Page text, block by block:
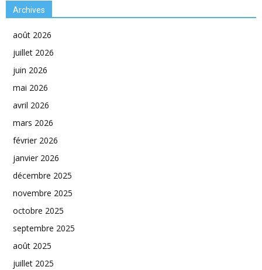
Archives
août 2026
juillet 2026
juin 2026
mai 2026
avril 2026
mars 2026
février 2026
janvier 2026
décembre 2025
novembre 2025
octobre 2025
septembre 2025
août 2025
juillet 2025